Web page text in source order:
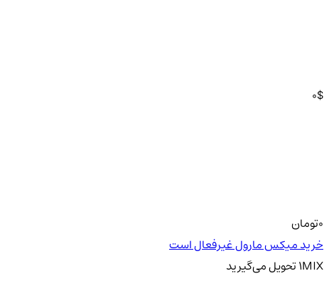
0$
0تومان
خرید میکس مارول غیرفعال است
1MIX تحویلمی‌گیرید